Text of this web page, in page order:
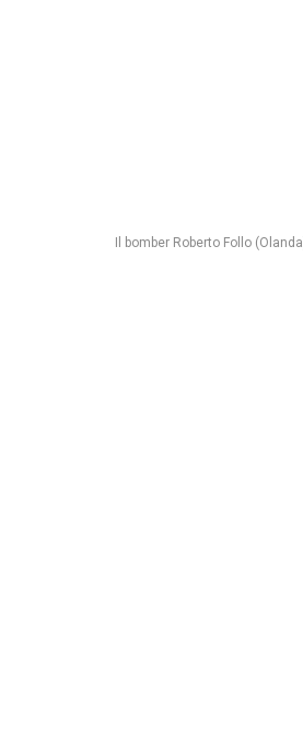
Il bomber Roberto Follo